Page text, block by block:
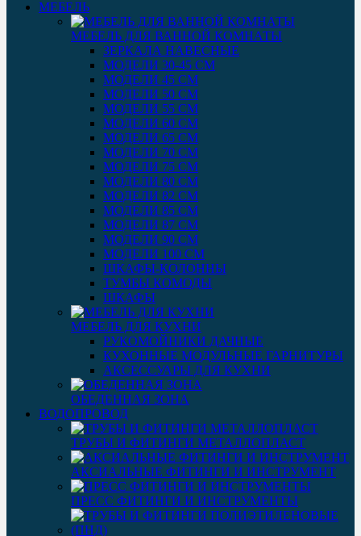
МЕБЕЛЬ
МЕБЕЛЬ ДЛЯ ВАННОЙ КОМНАТЫ
ЗЕРКАЛА НАВЕСНЫЕ
МОДЕЛИ 30-45 СМ
МОДЕЛИ 45 СМ
МОДЕЛИ 50 СМ
МОДЕЛИ 55 СМ
МОДЕЛИ 60 СМ
МОДЕЛИ 65 СМ
МОДЕЛИ 70 СМ
МОДЕЛИ 75 СМ
МОДЕЛИ 80 СМ
МОДЕЛИ 82 СМ
МОДЕЛИ 85 СМ
МОДЕЛИ 87 СМ
МОДЕЛИ 90 СМ
МОДЕЛИ 100 СМ
ШКАФЫ-КОЛОННЫ
ТУМБЫ КОМОДЫ
ШКАФЫ
МЕБЕЛЬ ДЛЯ КУХНИ
РУКОМОЙНИКИ ДАЧНЫЕ
КУХОННЫЕ МОДУЛЬНЫЕ ГАРНИТУРЫ
АКСЕССУАРЫ ДЛЯ КУХНИ
ОБЕДЕННАЯ ЗОНА
ВОДОПРОВОД
ТРУБЫ И ФИТИНГИ МЕТАЛЛОПЛАСТ
АКСИАЛЬНЫЕ ФИТИНГИ И ИНСТРУМЕНТ
ПРЕСС ФИТИНГИ И ИНСТРУМЕНТЫ